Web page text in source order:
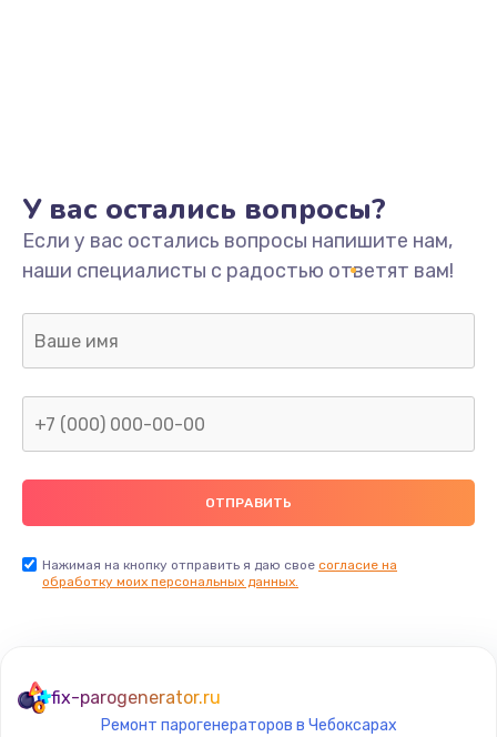
У вас остались вопросы?
Если у вас остались вопросы напишите нам,
наши специалисты с радостью ответят вам!
Нажимая на кнопку отправить я даю свое согласие на
обработку моих персональных данных.
fix-parogenerator.ru
Ремонт парогенераторов в Чебоксарах